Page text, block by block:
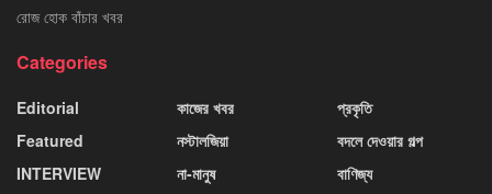
রোজ হোক বাঁচার খবর
Categories
Editorial
Featured
INTERVIEW
কাজের খবর
নস্টালজিয়া
না-মানুষ
প্রকৃতি
বদলে দেওয়ার গল্প
বাণিজ্য